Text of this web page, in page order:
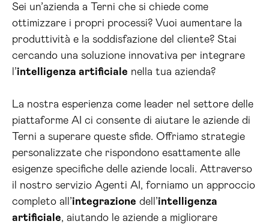
Sei un’azienda a Terni che si chiede come
ottimizzare i propri processi? Vuoi aumentare la
produttività e la soddisfazione del cliente? Stai
cercando una soluzione innovativa per integrare
l’intelligenza artificiale nella tua azienda?
La nostra esperienza come leader nel settore delle
piattaforme AI ci consente di aiutare le aziende di
Terni a superare queste sfide. Offriamo strategie
personalizzate che rispondono esattamente alle
esigenze specifiche delle aziende locali. Attraverso
il nostro servizio Agenti AI, forniamo un approccio
completo all’integrazione dell’intelligenza
artificiale, aiutando le aziende a migliorare